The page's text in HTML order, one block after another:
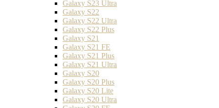
Galaxy S23 Ultra
Galaxy S22
Galaxy S22 Ultra
Galaxy S22 Plus
Galaxy S21
Galaxy S21 FE
Galaxy S21 Plus
Galaxy S21 Ultra
Galaxy S20
Galaxy S20 Plus
Galaxy S20 Lite
Galaxy S20 Ultra